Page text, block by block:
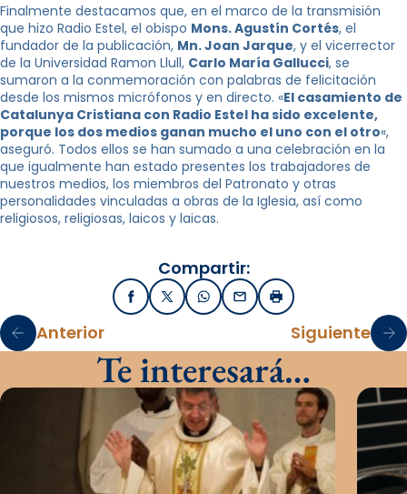
Finalmente destacamos que, en el marco de la transmisión
que hizo Radio Estel, el obispo Mons. Agustín Cortés, el
fundador de la publicación, Mn. Joan Jarque, y el vicerrector
de la Universidad Ramon Llull, Carlo María Gallucci, se
sumaron a la conmemoración con palabras de felicitación
desde los mismos micrófonos y en directo. «El casamiento de
Catalunya Cristiana con Radio Estel ha sido excelente,
porque los dos medios ganan mucho el uno con el otro«,
aseguró. Todos ellos se han sumado a una celebración en la
que igualmente han estado presentes los trabajadores de
nuestros medios, los miembros del Patronato y otras
personalidades vinculadas a obras de la Iglesia, así como
religiosos, religiosas, laicos y laicas.
Compartir:
FacebookX / TwitterWhatsApp
EmailImprimir
Anterior Siguiente
Te interesará…